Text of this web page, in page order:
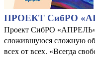
ПРОЕКТ СибРО
Проект СибРО «АПРЕЛЬ»
сложившуюся сложную
всех от всех. «Всегда